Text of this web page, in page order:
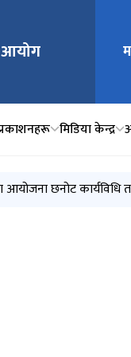
आयोग मुख्य
मिडिया केन्द्र
सम्बन्धी (दोस्रो
आयोजना छनोट कार्यविधि
मापदण्ड संशोधन र
प्रगति समीक्षा र
८३ - २०८४/८५)